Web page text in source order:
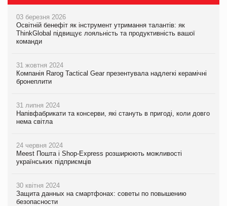
03 березня 2026
Освітній бенефіт як інструмент утримання талантів: як
ThinkGlobal підвищує лояльність та продуктивність вашої
команди
31 жовтня 2024
Компанія Rarog Tactical Gear презентувала надлегкі керамічні
бронеплити
31 липня 2024
Напівфабрикати та консерви, які стануть в пригоді, коли довго
нема світла
24 червня 2024
Meest Пошта і Shop-Express розширюють можливості
українських підприємців
30 квітня 2024
Защита данных на смартфонах: советы по повышению
безопасности